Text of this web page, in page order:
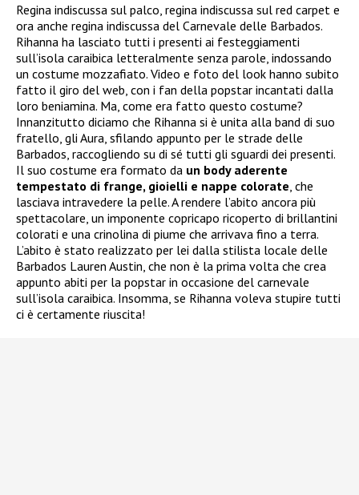
Regina indiscussa sul palco, regina indiscussa sul red carpet e
ora anche regina indiscussa del Carnevale delle Barbados.
Rihanna ha lasciato tutti i presenti ai festeggiamenti
sull’isola caraibica letteralmente senza parole, indossando
un costume mozzafiato. Video e foto del look hanno subito
fatto il giro del web, con i fan della popstar incantati dalla
loro beniamina. Ma, come era fatto questo costume?
Innanzitutto diciamo che Rihanna si è unita alla band di suo
fratello, gli Aura, sfilando appunto per le strade delle
Barbados, raccogliendo su di sé tutti gli sguardi dei presenti.
Il suo costume era formato da un body aderente
tempestato di frange, gioielli e nappe colorate , che
lasciava intravedere la pelle. A rendere l’abito ancora più
spettacolare, un imponente copricapo ricoperto di brillantini
colorati e una crinolina di piume che arrivava fino a terra.
L’abito è stato realizzato per lei dalla stilista locale delle
Barbados Lauren Austin, che non è la prima volta che crea
appunto abiti per la popstar in occasione del carnevale
sull’isola caraibica. Insomma, se Rihanna voleva stupire tutti
ci è certamente riuscita!